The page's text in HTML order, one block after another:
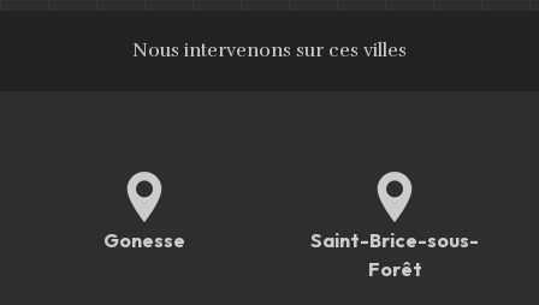
Nous intervenons sur ces villes
Gonesse
Saint-Brice-sous-
Forêt